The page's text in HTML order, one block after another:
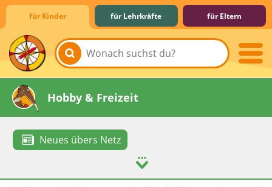
für Kinder für Lehrkräfte für Eltern
Lernen & Schule
Hobby & Freizeit
Neues übers Netz